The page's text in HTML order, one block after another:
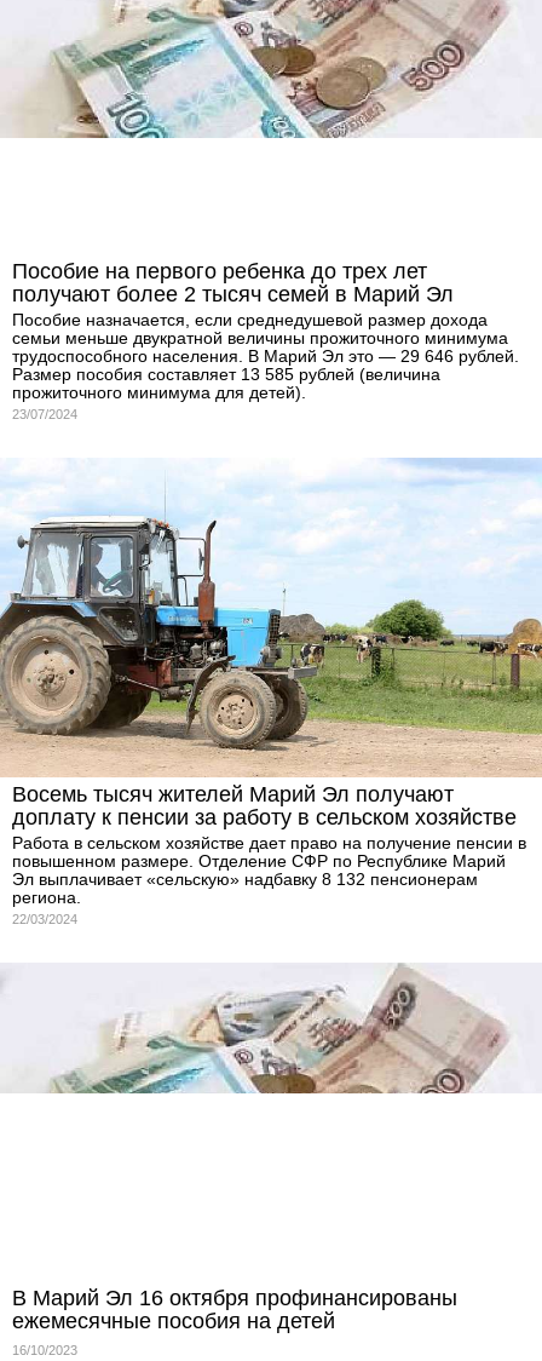
Пособие на первого ребенка до трех лет
получают более 2 тысяч семей в Марий Эл
Пособие назначается, если среднедушевой размер дохода
семьи меньше двукратной величины прожиточного минимума
трудоспособного населения. В Марий Эл это — 29 646 рублей.
Размер пособия составляет 13 585 рублей (величина
прожиточного минимума для детей).
23/07/2024
Восемь тысяч жителей Марий Эл получают
доплату к пенсии за работу в сельском хозяйстве
Работа в сельском хозяйстве дает право на получение пенсии в
повышенном размере. Отделение СФР по Республике Марий
Эл выплачивает «сельскую» надбавку 8 132 пенсионерам
региона.
22/03/2024
В Марий Эл 16 октября профинансированы
ежемесячные пособия на детей
16/10/2023